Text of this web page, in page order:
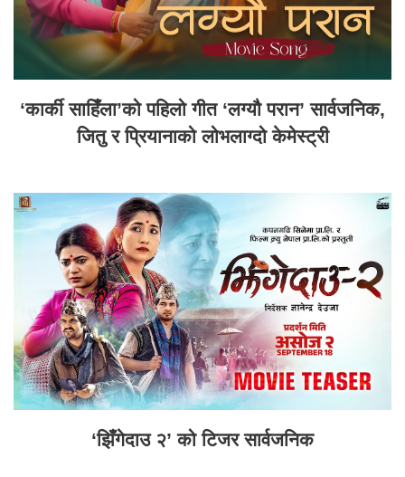
‘कार्की साहिँला’को पहिलो गीत ‘लग्यौ परान’ सार्वजनिक,
जितु र प्रियानाको लोभलाग्दो केमेस्ट्री
‘झिँगेदाउ २’ को टिजर सार्वजनिक